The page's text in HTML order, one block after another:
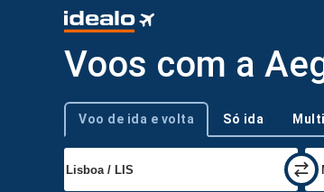
Voos com a
Tipo de viagem
Voo de ida e volta Só ida